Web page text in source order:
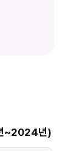
~2024년)